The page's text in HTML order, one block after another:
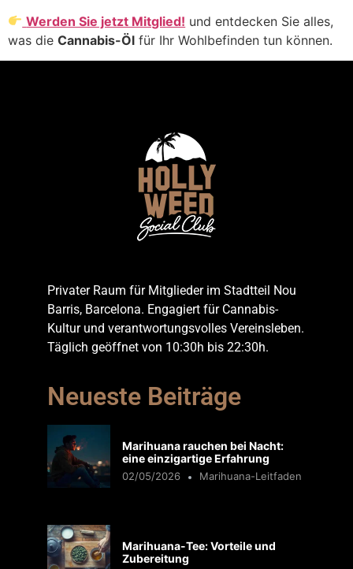
Werden Sie jetzt Mitglied! und entdecken Sie alles,
was die Cannabis-Öl für Ihr Wohlbefinden tun können.
Privater Raum für Mitglieder im Stadtteil Nou
Barris, Barcelona. Engagiert für Cannabis-
Kultur und verantwortungsvolles Vereinsleben.
Täglich geöffnet von 10:30h bis 22:30h.
Neueste Beiträge
Marihuana rauchen bei Nacht:
eine einzigartige Erfahrung
02/05/2026 Marihuana-Leitfaden
Marihuana-Tee: Vorteile und
Zubereitung